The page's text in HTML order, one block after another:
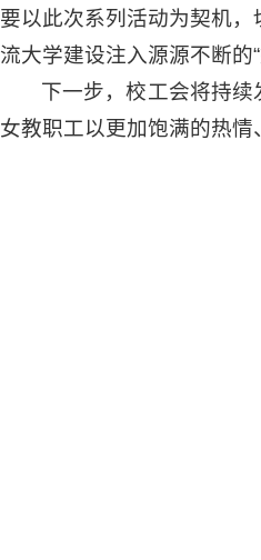
要以此次系列活动为契机
流大学建设注入源源不断的“
下一步，校工会将持
女教职工以更加饱满的热情